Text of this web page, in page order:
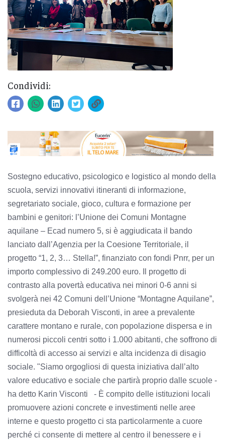
Condividi:
Sostegno educativo, psicologico e logistico al mondo della
scuola, servizi innovativi itineranti di informazione,
segretariato sociale, gioco, cultura e formazione per
bambini e genitori: l’Unione dei Comuni Montagne
aquilane – Ecad numero 5, si è aggiudicata il bando
lanciato dall’Agenzia per la Coesione Territoriale, il
progetto “1, 2, 3… Stella!”, finanziato con fondi Pnrr, per un
importo complessivo di 249.200 euro. Il progetto di
contrasto alla povertà educativa nei minori 0-6 anni si
svolgerà nei 42 Comuni dell’Unione “Montagne Aquilane”,
presieduta da Deborah Visconti, in aree a prevalente
carattere montano e rurale, con popolazione dispersa e in
numerosi piccoli centri sotto i 1.000 abitanti, che soffrono di
difficoltà di accesso ai servizi e alta incidenza di disagio
sociale. "Siamo orgogliosi di questa iniziativa dall’alto
valore educativo e sociale che partirà proprio dalle scuole -
ha detto Karin Visconti - È compito delle istituzioni locali
promuovere azioni concrete e investimenti nelle aree
interne e questo progetto ci sta particolarmente a cuore
perché ci consente di mettere al centro il benessere e i